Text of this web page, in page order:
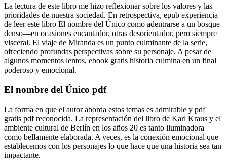
La lectura de este libro me hizo reflexionar sobre los valores y las
prioridades de nuestra sociedad. En retrospectiva, epub experiencia
de leer este libro El nombre del Único como adentrarse a un bosque
denso—en ocasiones encantador, otras desorientador, pero siempre
visceral. El viaje de Miranda es un punto culminante de la serie,
ofreciendo profundas perspectivas sobre su personaje. A pesar de
algunos momentos lentos, ebook gratis historia culmina en un final
poderoso y emocional.
El nombre del Único pdf
La forma en que el autor aborda estos temas es admirable y pdf
gratis pdf reconocida. La representación del libro de Karl Kraus y el
ambiente cultural de Berlín en los años 20 es tanto iluminadora
como bellamente elaborada. A veces, es la conexión emocional que
establecemos con los personajes lo que hace que una historia sea tan
impactante.